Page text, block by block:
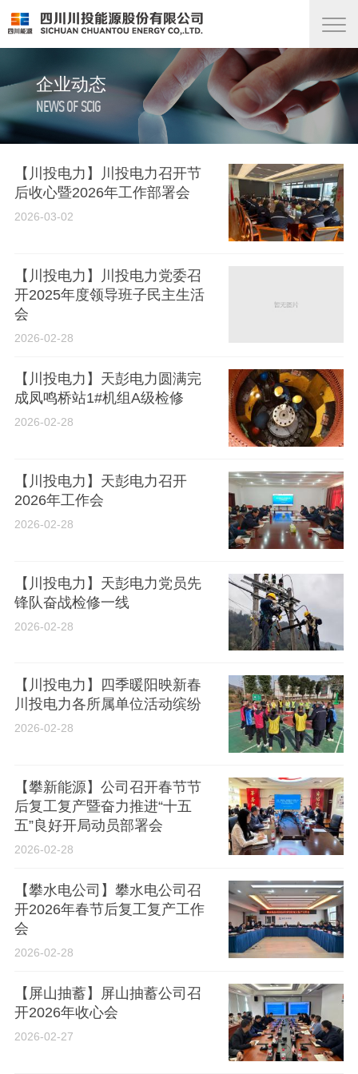
企业动态
NEWS OF SCIG
【川投电力】川投电力召开节
后收心暨2026年工作部署会
2026-03-02
【川投电力】川投电力党委召
开2025年度领导班子民主生活
会
2026-02-28
【川投电力】天彭电力圆满完
成凤鸣桥站1#机组A级检修
2026-02-28
【川投电力】天彭电力召开
2026年工作会
2026-02-28
【川投电力】天彭电力党员先
锋队奋战检修一线
2026-02-28
【川投电力】四季暖阳映新春
川投电力各所属单位活动缤纷
2026-02-28
【攀新能源】公司召开春节节
后复工复产暨奋力推进“十五
五”良好开局动员部署会
2026-02-28
【攀水电公司】攀水电公司召
开2026年春节后复工复产工作
会
2026-02-28
【屏山抽蓄】屏山抽蓄公司召
开2026年收心会
2026-02-27